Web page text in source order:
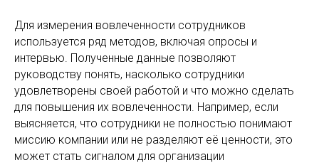
Для измерения вовлеченности сотрудников
используется ряд методов, включая опросы и
интервью. Полученные данные позволяют
руководству понять, насколько сотрудники
удовлетворены своей работой и что можно сделать
для повышения их вовлеченности. Например, если
выясняется, что сотрудники не полностью понимают
миссию компании или не разделяют её ценности, это
может стать сигналом для организации